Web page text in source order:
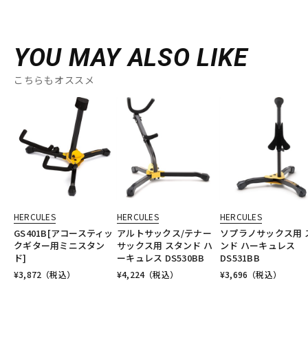
YOU MAY ALSO LIKE
こちらもオススメ
HERCULES
GS401B[アコースティッ
クギター用ミニスタン
ド]
¥3,872 （税込）
HERCULES
アルトサックス/テナー
サックス用 スタンド ハ
ーキュレス DS530BB
¥4,224（税込）
HERCULES
ソプラノサックス用
ンド ハーキュレス
DS531BB
¥3,696 （税込）